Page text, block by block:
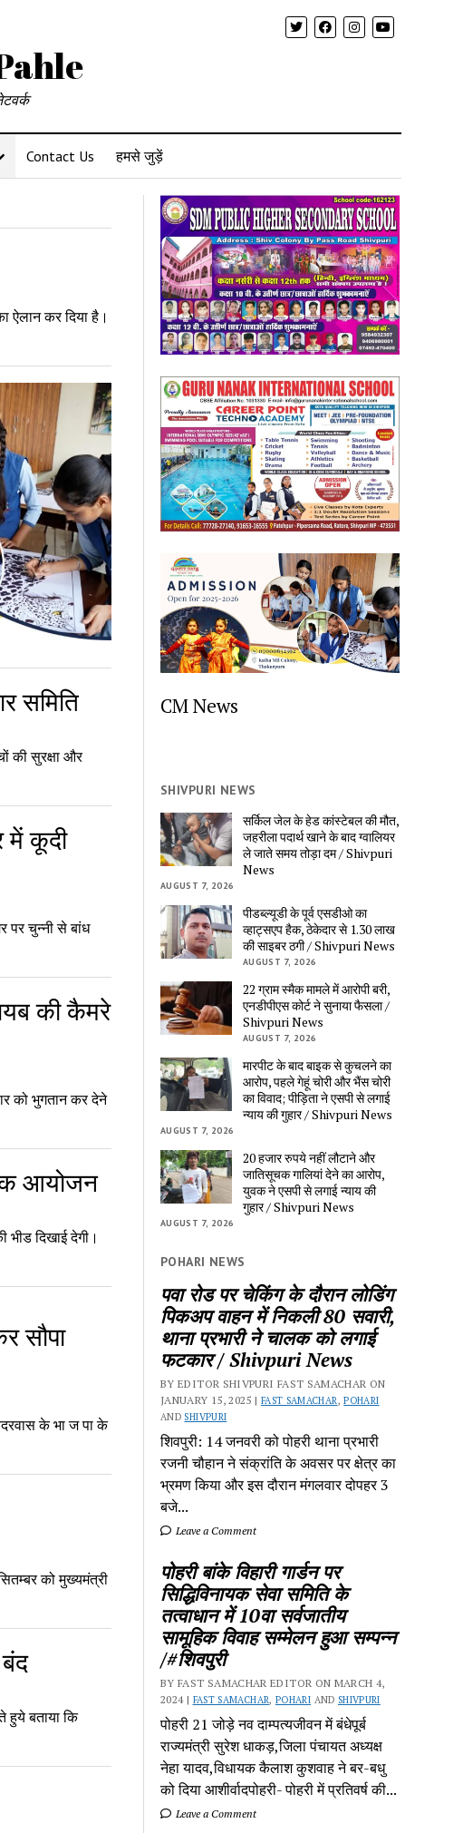
Contact Us हमसे जुड़ें
ऐलान कर दिया है।
समिति
की सुरक्षा और
में कूदी
पर चुन्नी से बांध
की कैमरे
को भुगतान कर देने
आयोजन
भीड दिखाई देगी।
सौपा
के भा ज पा के
को मुख्यमंत्री
हुये बताया कि
CM News
SHIVPURI NEWS
सर्किल जेल के हेड कांस्टेबल की मौत,
जहरीला पदार्थ खाने के बाद ग्वालियर
ले जाते समय तोड़ा दम / Shivpuri
News
AUGUST 7, 2026
पीडब्ल्यूडी के पूर्व एसडीओ का
व्हाट्सएप हैक, ठेकेदार से 1.30 लाख
की साइबर ठगी / Shivpuri News
AUGUST 7, 2026
22 ग्राम स्मैक मामले में आरोपी बरी,
एनडीपीएस कोर्ट ने सुनाया फैसला /
Shivpuri News
AUGUST 7, 2026
मारपीट के बाद बाइक से कुचलने का
आरोप, पहले गेहूं चोरी और भैंस चोरी
का विवाद; पीड़िता ने एसपी से लगाई
न्याय की गुहार / Shivpuri News
AUGUST 7, 2026
20 हजार रुपये नहीं लौटाने और
जातिसूचक गालियां देने का आरोप,
युवक ने एसपी से लगाई न्याय की
गुहार / Shivpuri News
AUGUST 7, 2026
POHARI NEWS
पवा रोड पर चेकिंग के दौरान लोडिंग
पिकअप वाहन में निकली 80 सवारी,
थाना प्रभारी ने चालक को लगाई
फटकार / Shivpuri News
BY EDITOR SHIVPURI FAST SAMACHAR ON
JANUARY 15, 2025 | FAST SAMACHAR,POHARI
AND SHIVPURI
शिवपुरी: 14 जनवरी को पोहरी थाना प्रभारी
रजनी चौहान ने संक्रांति के अवसर पर क्षेत्र का
भ्रमण किया और इस दौरान मंगलवार दोपहर 3
बजे...
Leave a Comment
पोहरी बांके विहारी गार्डन पर
सिद्धिविनायक सेवा समिति के
तत्वाधान में 10वा सर्वजातीय
सामूहिक विवाह सम्मेलन हुआ सम्पन्न
/#शिवपुरी
BY FAST SAMACHAR EDITOR ON MARCH 4,
2024 | FAST SAMACHAR, POHARI AND SHIVPURI
पोहरी 21 जोड़े नव दाम्पत्यजीवन में बंधेपूर्ब
राज्यमंत्री सुरेश धाकड़,जिला पंचायत अध्यक्ष
नेहा यादव,विधायक कैलाश कुशवाह ने बर-बधु
को दिया आशीर्वादपोहरी- पोहरी में प्रतिवर्ष की...
Leave a Comment